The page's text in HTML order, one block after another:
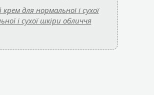
для нормальної і сухої
і сухої шкіри обличчя